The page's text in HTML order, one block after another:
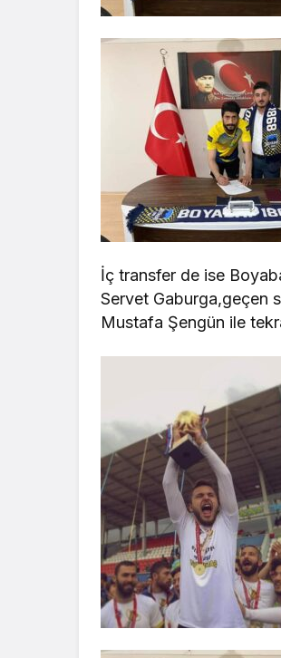
İç transfer de ise
Servet Gaburga,geçen
Mustafa Şengün ile